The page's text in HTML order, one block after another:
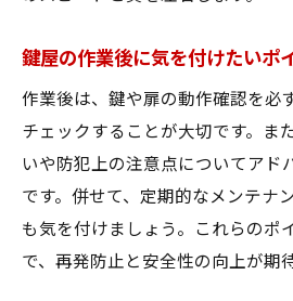
鍵屋の作業後に気を付けたいポ
作業後は、鍵や扉の動作確認を必
チェックすることが大切です。ま
いや防犯上の注意点についてアド
です。併せて、定期的なメンテナ
も気を付けましょう。これらのポ
で、再発防止と安全性の向上が期